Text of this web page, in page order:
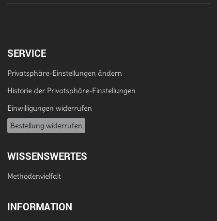
SERVICE
Privatsphäre-Einstellungen ändern
Historie der Privatsphäre-Einstellungen
Einwilligungen widerrufen
Bestellung widerrufen
WISSENSWERTES
Methodenvielfalt
INFORMATION